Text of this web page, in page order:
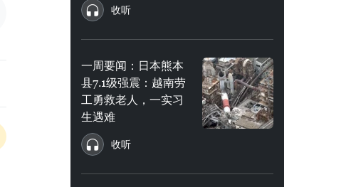
收听
一周要闻：日本熊本
县7.1级强震：越南劳
工勇救老人，一实习
生遇难
收听